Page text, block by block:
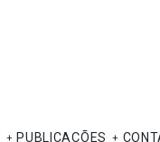
PUBLICAÇÕES